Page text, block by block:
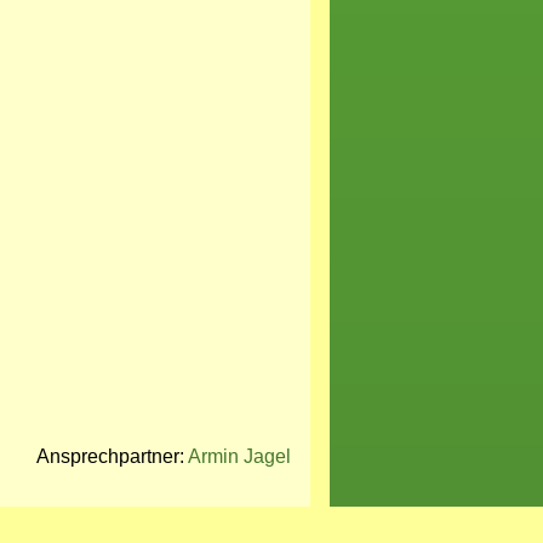
Ansprechpartner: Armin Jagel